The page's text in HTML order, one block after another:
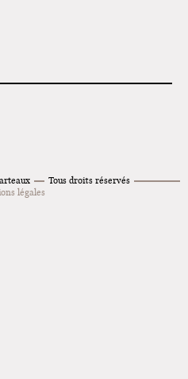
Tous droits réservés
légales